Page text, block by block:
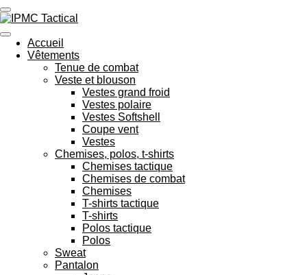
Passer
au
contenu
principal
Accueil
Vêtements
Tenue de combat
Veste et blouson
Vestes grand froid
Vestes polaire
Vestes Softshell
Coupe vent
Vestes
Chemises, polos, t-shirts
Chemises tactique
Chemises de combat
Chemises
T-shirts tactique
T-shirts
Polos tactique
Polos
Sweat
Pantalon